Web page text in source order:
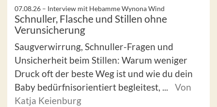
07.08.26 – Interview mit Hebamme Wynona Wind
Schnuller, Flasche und Stillen ohne
Verunsicherung
Saugverwirrung, Schnuller-Fragen und
Unsicherheit beim Stillen: Warum weniger
Druck oft der beste Weg ist und wie du dein
Baby bedürfnisorientiert begleitest, ...
Von
Katja Keienburg